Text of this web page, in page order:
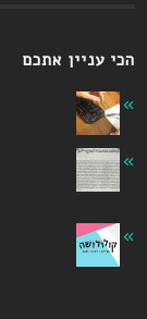
הכי עניין אתכם